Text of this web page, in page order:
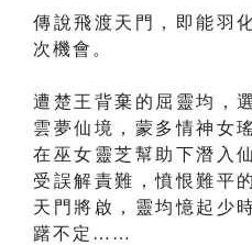
傳說飛渡天門，即能羽
次機會。
遭楚王背棄的屈靈均，
雲夢仙境，蒙多情神女
在巫女靈芝幫助下潛入
受誤解責難，憤恨難平
天門將啟，靈均憶起少
躇不定……